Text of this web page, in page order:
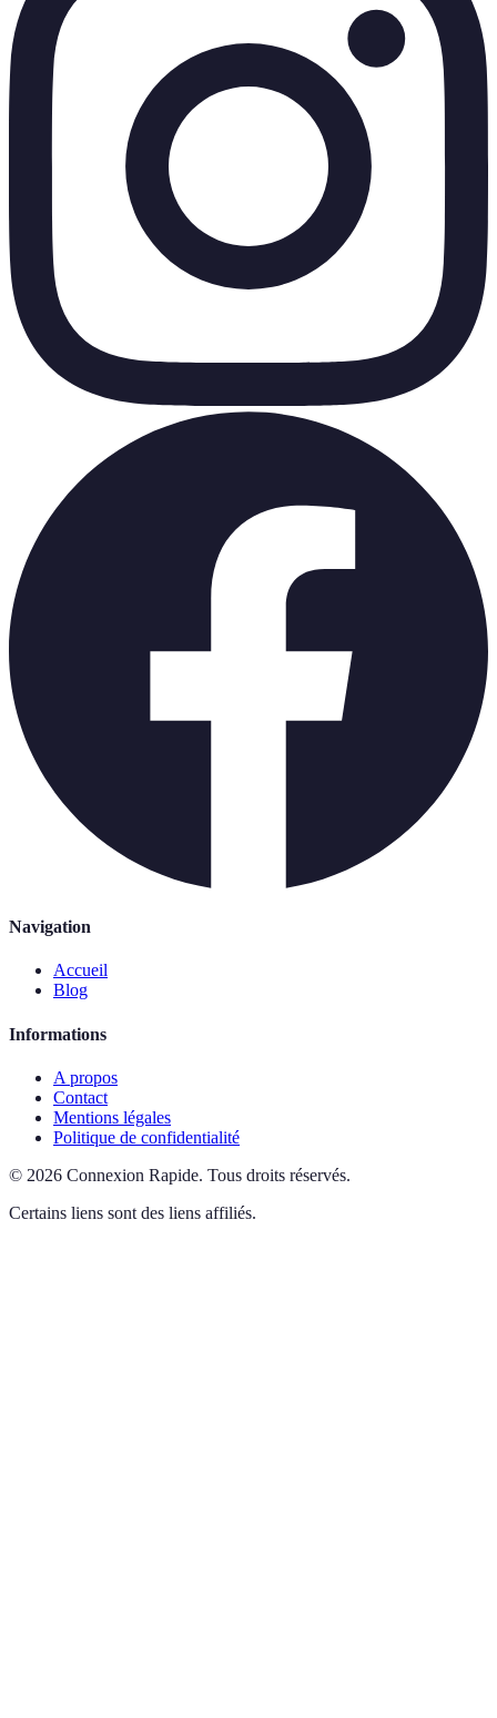
Navigation
Accueil
Blog
Informations
A propos
Contact
Mentions légales
Politique de confidentialité
© 2026 Connexion Rapide. Tous droits réservés.
Certains liens sont des liens affiliés.